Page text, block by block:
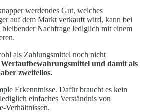
werdendes Gut, welches
auf dem Markt verkauft wird, kann bei
bleibender Nachfrage lediglich mit einem
als Zahlungsmittel noch nicht
und damit als
zweifellos.
Erkenntnisse. Dafür braucht es kein
einfaches Verständnis von
Verhältnissen.